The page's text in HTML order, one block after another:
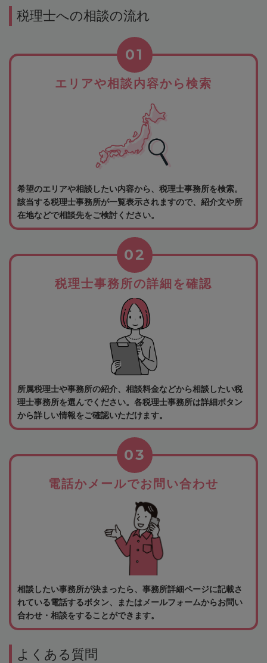
税理士への相談の流れ
エリアや相談内容から検索
01
希望のエリアや相談したい内容から、税理士事務所を検索。
該当する税理士事務所が一覧表示されますので、紹介文や所
在地などで相談先をご検討ください。
税理士事務所の詳細を確認
02
所属税理士や事務所の紹介、相談料金などから相談したい税
理士事務所を選んでください。各税理士事務所は詳細ボタン
から詳しい情報をご確認いただけます。
電話かメールでお問い合わせ
03
相談したい事務所が決まったら、事務所詳細ページに記載さ
れている電話するボタン、またはメールフォームからお問い
合わせ・相談をすることができます。
よくある質問